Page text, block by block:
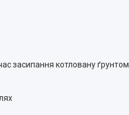
засипання котловану ґрунтом